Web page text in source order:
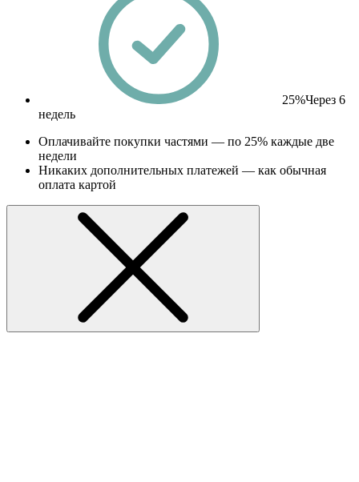
25%Через 6
недель
Оплачивайте покупки частями — по 25% каждые две
недели
Никаких дополнительных платежей — как обычная
оплата картой